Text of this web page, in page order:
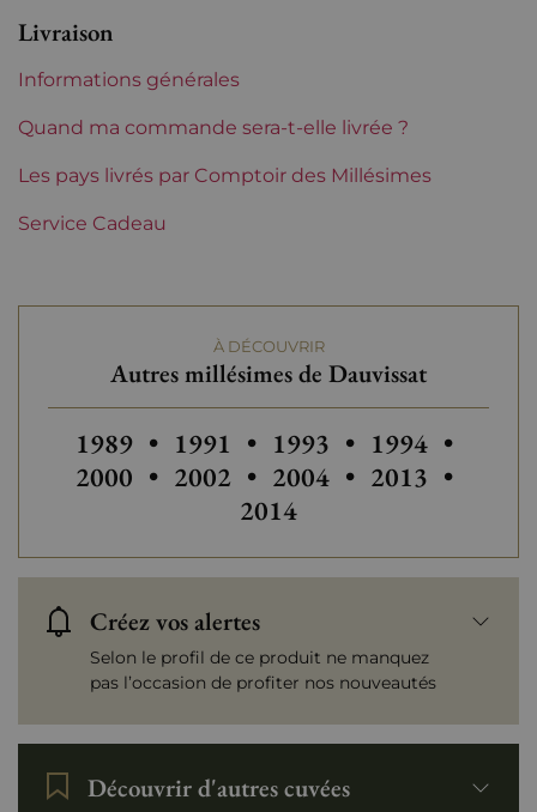
Région Bourgogne
Maturité Vins à maturité
Classification Bourgogne
Plus de 150 €
Livraison
Informations générales
Quand ma commande sera-t-elle livrée ?
Les pays livrés par Comptoir des Millésimes
Service Cadeau
À DÉCOUVRIR
Autres millésimes de Dauvissat
Autres millésimes de Dauvissat
1989 • Autres millésimes de Dauvissat
1991 • Autres millésimes de
1993 • Autres
1994 •
2000 • Autres millésimes de Dauvissat
2002 • 2004 • Autres
2013 •
2014
Créez vos alertes
Selon le profil de ce produit ne manquez
pas l’occasion de profiter nos nouveautés
Découvrir d'autres cuvées